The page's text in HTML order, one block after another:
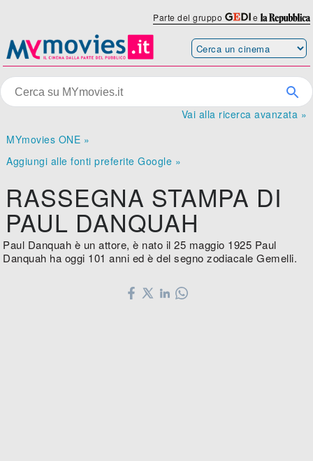
Parte del gruppo e
Vai alla ricerca avanzata »
MYmovies ONE »
Aggiungi alle fonti preferite Google »
RASSEGNA STAMPA DI
PAUL DANQUAH
Paul Danquah è un attore, è nato il 25 maggio 1925 Paul
Danquah ha oggi 101 anni ed è del segno zodiacale Gemelli.